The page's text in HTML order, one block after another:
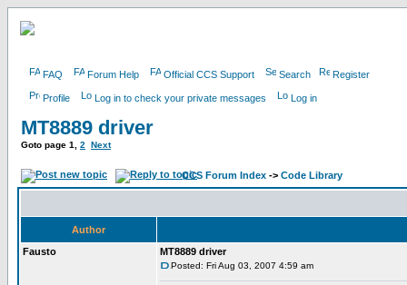
FAQ Forum Help Official CCS Support Search Register
Profile Log in to check your private messages Log in
MT8889 driver
Goto page 1 2 Next
CCS Forum Index -> Code Library
Author
Fausto
MT8889 driver
Posted: Fri Aug 03, 2007 4:59 am